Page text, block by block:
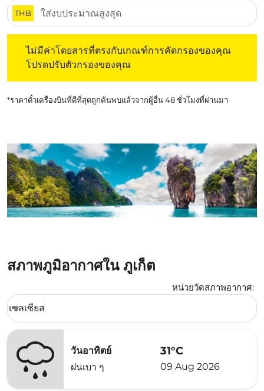
THB
ไม่มีค่าโดยสารที่ตรงกับเกณฑ์การคัดกรองของคุณ
โปรดปรับตัวกรองของคุณ
*ราคาตั๋วเครื่องบินที่ดีที่สุดถูกค้นพบแล้วจากผู้อื่น 48 ชั่วโมงที่ผ่านมา
สภาพภูมิอากาศใน ภูเก็ต
หน่วยวัดสภาพอากาศ:
Weather unit option เซลเซียส Selected
เซลเซียส
keyboard_arrow_down
วันอาทิตย์
ฝนเบา ๆ
31°C
09 Aug 2026